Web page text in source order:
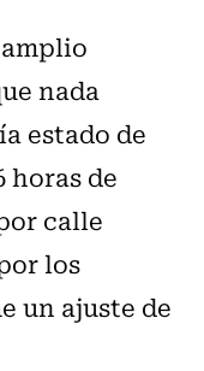
nada
estado de
horas de
calle
los
un ajuste de